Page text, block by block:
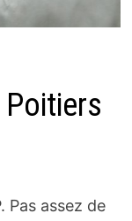
Pas assez de